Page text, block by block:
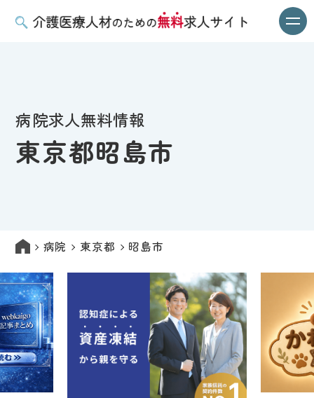
病院求人無料情報
東京都昭島市
病院 東京都 昭島市